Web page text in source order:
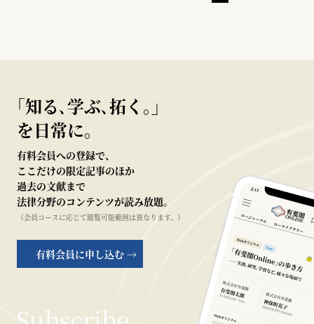
｢知る､学ぶ､拓く｡｣
を日常に。
有料会員への登録で、
ここだけの限定記事のほか
過去の文献まで
法律分野のコンテンツが読み放題。
（会員コースに応じて閲覧可能範囲は異なります。）
有料会員に申し込む →